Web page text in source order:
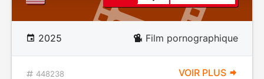
2025 Film pornographique
448238 VOIR PLUS